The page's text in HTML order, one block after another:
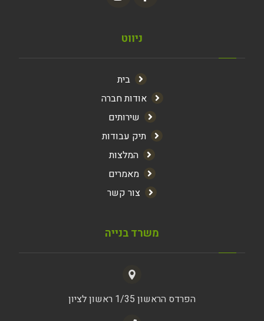
ניווט
בית
אודות חברה
שירותים
תיק עבודות
המלצות
מאמרים
צור קשר
משרד בנייה
הפרדס הראשון 1/35 ראשון לציון